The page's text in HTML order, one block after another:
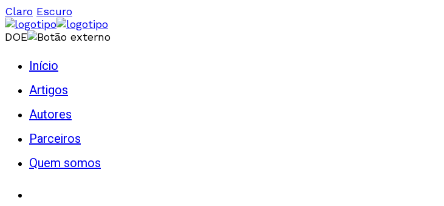
Claro Escuro
DOE
Início
Artigos
Autores
Parceiros
Quem somos